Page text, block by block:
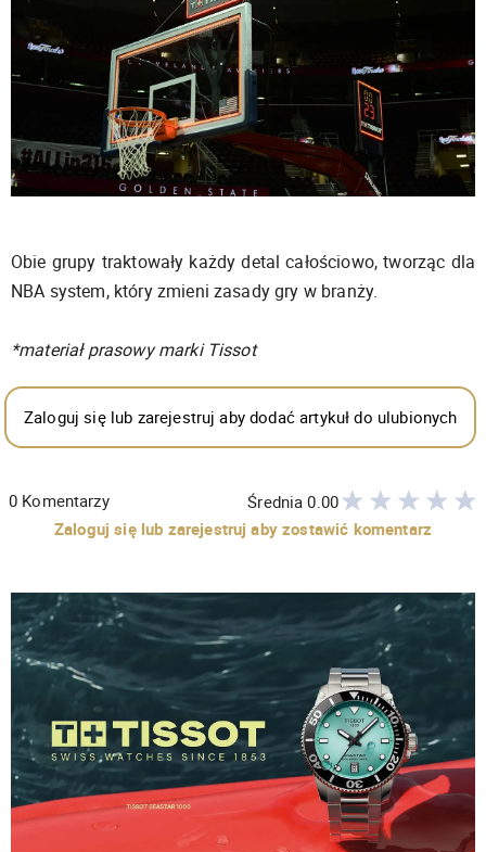
Obie grupy traktowały każdy detal całościowo, tworząc dla
NBA system, który zmieni zasady gry w branży.
*materiał prasowy marki Tissot
Zaloguj się lub zarejestruj aby dodać artykuł do ulubionych
0 Komentarzy Średnia0.00
Zaloguj się lub zarejestruj aby zostawić komentarz